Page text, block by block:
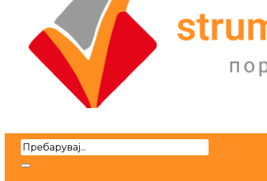
Search